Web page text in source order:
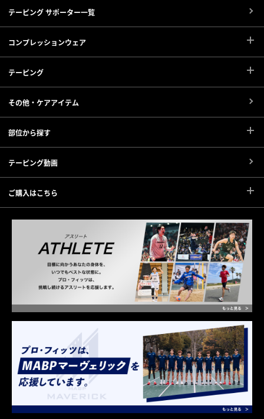
テーピング サポーター一覧
コンプレッションウェア
テーピング
その他・ケアアイテム
部位から探す
テーピング動画
ご購入はこちら